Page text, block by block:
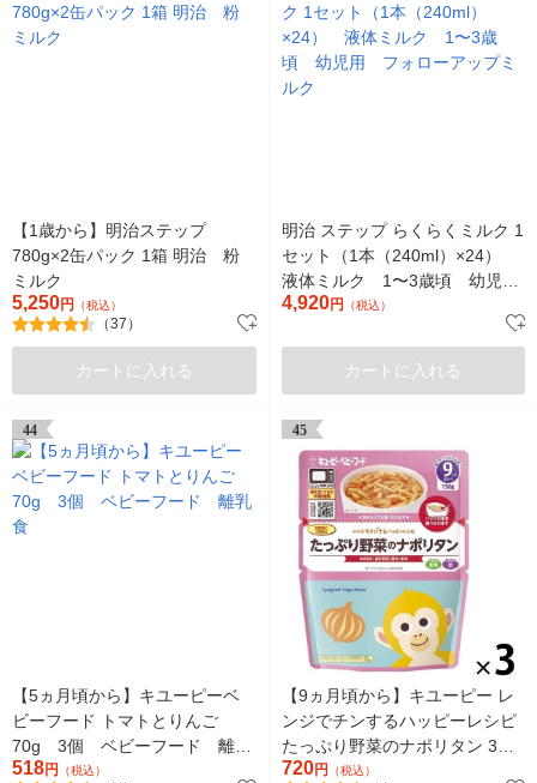
【1歳から】明治ステップ
780g×2缶パック 1箱 明治 粉
ミルク
5,250円 （税込）
（37）
カートに入れる
明治 ステップ らくらくミルク 1
セット（1本（240ml）×24）
液体ミルク 1〜3歳頃 幼児
用 フォローアップミルク
4,920円 （税込）
カートに入れる
44
【5ヵ月頃から】キユーピーベ
ビーフード トマトとりんご
70g 3個 ベビーフード 離乳
食
518円 （税込）
45
【9ヵ月頃から】キユーピー レ
ンジでチンするハッピーレシピ
たっぷり野菜のナポリタン 3袋
ベビーフード 離乳食
720円 （税込）